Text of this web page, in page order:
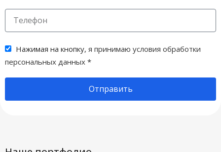
Нажимая на кнопку, я принимаю условия обработки
персональных данных *
Отправить